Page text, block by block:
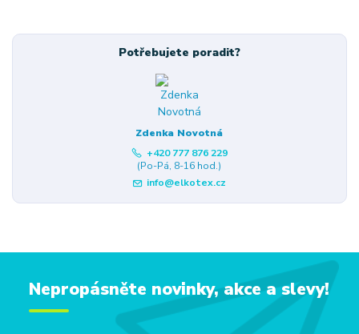
Potřebujete poradit?
Zdenka Novotná
+420 777 876 229
(Po-Pá, 8-16 hod.)
info@elkotex.cz
Nepropásněte novinky, akce a slevy!